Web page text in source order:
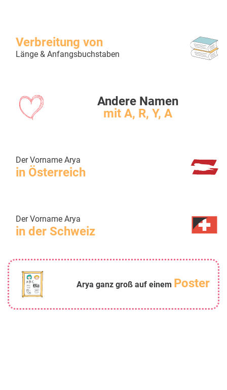
Verbreitung von
Länge & Anfangsbuchstaben
Andere Namen
mit A, R, Y, A
Der Vorname Arya
in Österreich
Der Vorname Arya
in der Schweiz
Arya ganz groß auf einem Poster